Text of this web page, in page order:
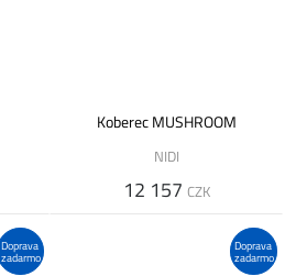
Koberec MUSHROOM
NIDI
12 157 CZK
Doprava
zadarmo
Doprava
zadarmo